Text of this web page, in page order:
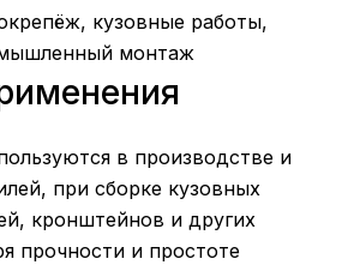
кузовные работы,
монтаж
в производстве и
при сборке кузовных
кронштейнов и других
прочности и простоте